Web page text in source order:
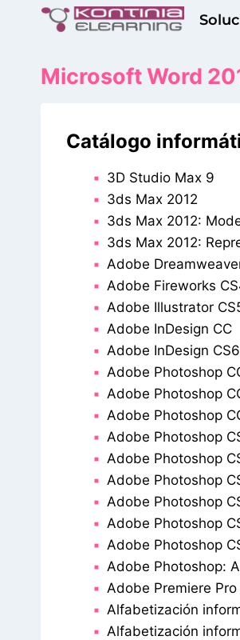
Microsoft Word
Catálogo
3D Studio Max 9
3ds Max 2012
3ds Max 2012:
3ds Max 2012:
Adobe
Adobe Fireworks
Adobe Illustrator
Adobe InDesign CC
Adobe InDesign CS6
Adobe Photoshop
Adobe Photoshop
Adobe Photoshop
Adobe Photoshop
Adobe Photoshop
Adobe Photoshop
Adobe Photoshop
Adobe Photoshop
Adobe Photoshop
Adobe Photoshop:
Adobe Premiere Pro
Alfabetización
Alfabetización